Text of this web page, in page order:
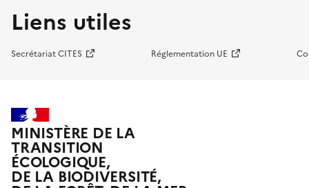
Liens utiles
Secrétariat CITES Réglementation UE
MINISTÈRE DE LA
TRANSITION
ÉCOLOGIQUE,
DE LA BIODIVERSITÉ,